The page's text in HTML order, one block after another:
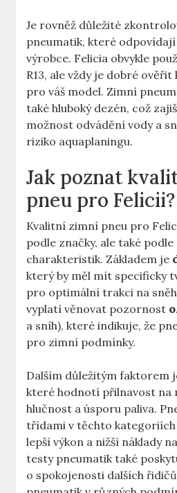
Je rovněž důležité
pneumatik, které
výrobce. Felicia obvykle
R13, ale vždy je dobré
pro váš model. Zimní
také hluboký dezén, což
možnost odvádění vody a
riziko aquaplaningu.
Jak poznat
pneu pro Felicii?
Kvalitní zimní pneu pro
podle značky, ale také
charakteristik. Základem je
který by měl mít specificky
pro optimální trakci na
vyplatí věnovat pozornost
a sníh), které indikuje, že
pro zimní podmínky.
Dalším důležitým faktorem
které hodnotí přilnavost na
hlučnost a úsporu paliva.
třídami v těchto
lepší výkon a nižší náklady
testy pneumatik také
o spokojenosti dalších